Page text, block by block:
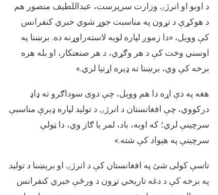
د اوبو او انرژۍ وزارت سرپرست، عبداللطیف منصور هم
د هوکړې د تړون په مناسبت جوړ شوي خبري‌ کنفرانس
کې وویل، «دا زموږ لپاره لویه لاسته‌راوړنه ده. برښنا په
اوسني وخت کې د هر وګړي، د هر صنعتکار، او بله هره
برخه کې وي، برښنا ته ډېره اړتیا لري.»
هغه په دې اړه دا هم وویل، چې دوی سوداګرو ته ډاډ
درکووي، چې افغانستان د انرژۍ د تولید لپاره ډېرې مناسبې
سرچینې لري؛ که اوبه، باد، لمر یا ګاز وي، دا ټولې
سرچینې په هېواد کې شته.»
تاسې کولی شئ په افغانستان کې د انرژۍ او برېښنا د تولید
په برخه کې د دغه تاریخي تړون د ورځې خبري کنفرانس